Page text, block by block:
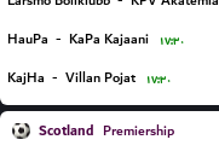
HauPa - KaPa Kajaani ۱۷:۳۰
KajHa - Villan Pojat ۱۷:۳۰
Scotland Premiership